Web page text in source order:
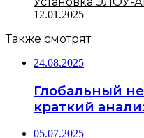
12.01.2025
Также смотрят
24.08.2025
Глобальный
краткий
05.07.2025